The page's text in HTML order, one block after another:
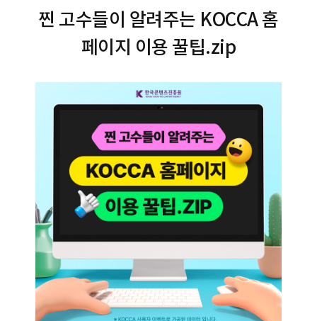
찐 고수들이 알려주는 KOCCA 홈
페이지 이용 꿀팁.zip